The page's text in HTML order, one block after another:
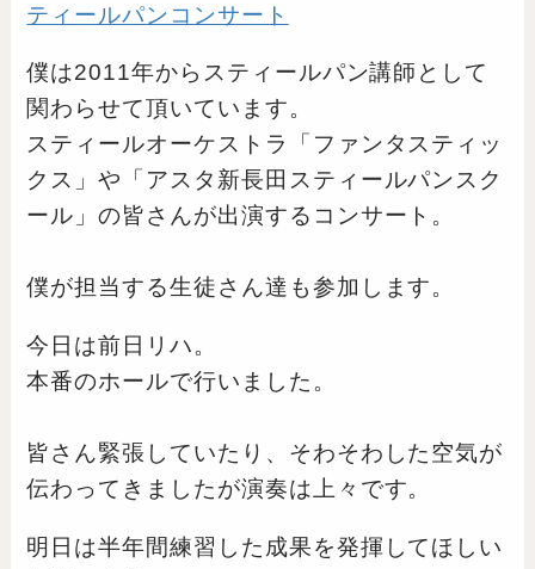
ティールパンコンサート
僕は2011年からスティールパン講師として
関わらせて頂いています。
スティールオーケストラ「ファンタスティッ
クス」や「アスタ新長田スティールパンスク
ール」の皆さんが出演するコンサート。
僕が担当する生徒さん達も参加します。
今日は前日リハ。
本番のホールで行いました。
皆さん緊張していたり、そわそわした空気が
伝わってきましたが演奏は上々です。
明日は半年間練習した成果を発揮してほしい